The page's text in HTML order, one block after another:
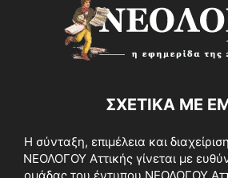
ΣΧΕΤΙΚΑ ΜΕ
Η σύνταξη, επιμέλεια και
ΝΕΟΛΟΓΟΥ Αττικής γίνεται με